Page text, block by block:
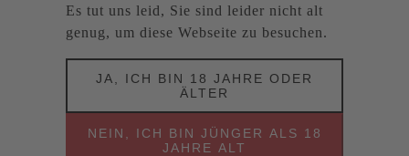
Es tut uns leid, Sie sind leider nicht alt
genug, um diese Webseite zu besuchen.
JA, ICH BIN 18 JAHRE ODER
ÄLTER
NEIN, ICH BIN JÜNGER ALS 18
JAHRE ALT